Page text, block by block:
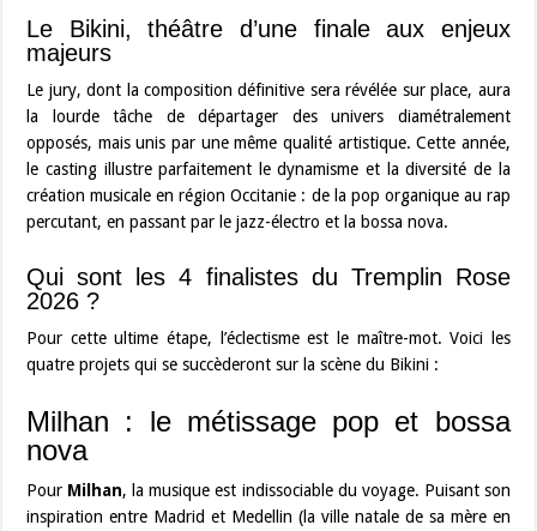
Le Bikini, théâtre d’une finale aux enjeux
majeurs
Le jury, dont la composition définitive sera révélée sur place, aura
la lourde tâche de départager des univers diamétralement
opposés, mais unis par une même qualité artistique. Cette année,
le casting illustre parfaitement le dynamisme et la diversité de la
création musicale en région Occitanie : de la pop organique au rap
percutant, en passant par le jazz-électro et la bossa nova.
Qui sont les 4 finalistes du Tremplin Rose
2026 ?
Pour cette ultime étape, l’éclectisme est le maître-mot. Voici les
quatre projets qui se succèderont sur la scène du Bikini :
Milhan : le métissage pop et bossa
nova
Pour Milhan, la musique est indissociable du voyage. Puisant son
inspiration entre Madrid et Medellin (la ville natale de sa mère en